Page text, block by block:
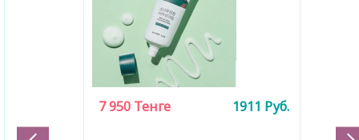
7 950 Тенге 1911 Руб.